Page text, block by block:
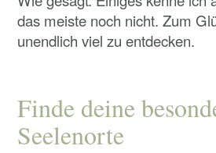
das meiste noch nicht. Zum
unendlich viel zu entdecken.
Finde deine
Seelenorte